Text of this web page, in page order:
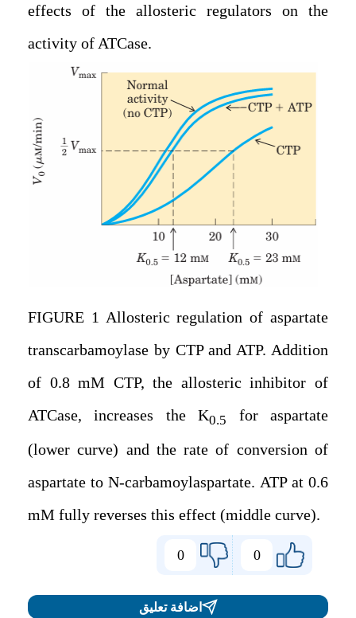
effects of the allosteric regulators on the
activity of ATCase.
FIGURE 1 Allosteric regulation of aspartate
transcarbamoylase by CTP and ATP. Addition
of 0.8 mM CTP, the allosteric inhibitor of
ATCase, increases the K0.5
for aspartate
(lower curve) and the rate of conversion of
aspartate to N-carbamoylaspartate. ATP at 0.6
mM fully reverses this effect (middle curve).
0
0
اضافة تعليق